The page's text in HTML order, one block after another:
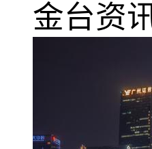
金台资